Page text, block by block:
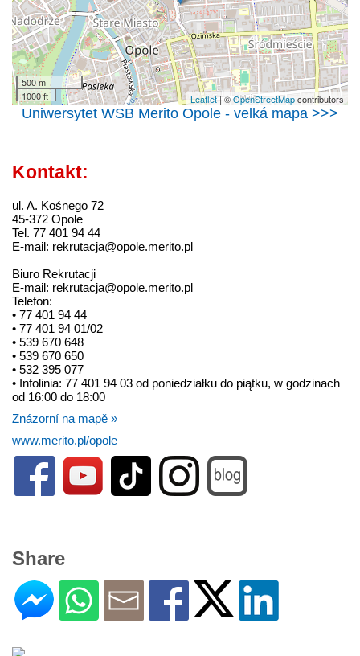
500 m
1000 ft
Leaflet| ©OpenStreetMapcontributors
Uniwersytet WSB Merito Opole - velká mapa >>>
Kontakt:
ul. A. Kośnego 72
45-372 Opole
Tel. 77 401 94 44
E-mail: rekrutacja@opole.merito.pl
Biuro Rekrutacji
E-mail: rekrutacja@opole.merito.pl
Telefon:
• 77 401 94 44
• 77 401 94 01/02
• 539 670 648
• 539 670 650
• 532 395 077
• Infolinia: 77 401 94 03 od poniedziałku do piątku, w godzinach
od 16:00 do 18:00
Znázorní na mapě »
www.merito.pl/opole
Share